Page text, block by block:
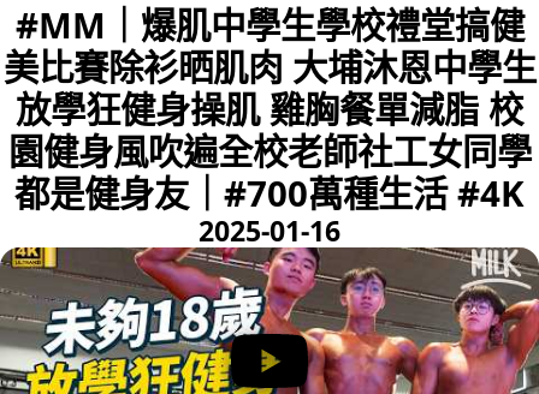
#MM｜爆肌中學生學校禮堂搞健
美比賽除衫晒肌肉 大埔沐恩中學生
放學狂健身操肌 雞胸餐單減脂 校
園健身風吹遍全校老師社工女同學
都是健身友｜#700萬種生活 #4K
2025-01-16